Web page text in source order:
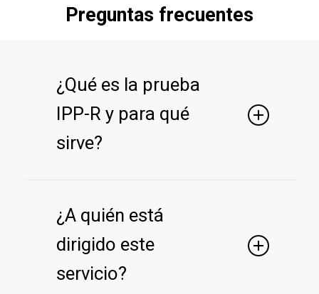
Preguntas frecuentes
¿Qué es la prueba
IPP-R y para qué
sirve?
Profesionales – Revisado) es una prueba
psicológica estandarizada que evalúa tus
intereses vocacionales en distintas áreas
ocupacionales. Al aplicarla, obtenemos un
¿A quién está
dirigido este
servicio?